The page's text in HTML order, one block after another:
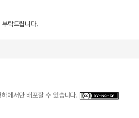
탁드립니다.
에서만 배포할 수 있습니다.